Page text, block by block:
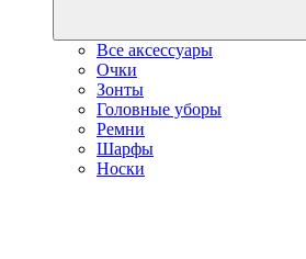
Все аксессуары
Очки
Зонты
Головные уборы
Ремни
Шарфы
Носки